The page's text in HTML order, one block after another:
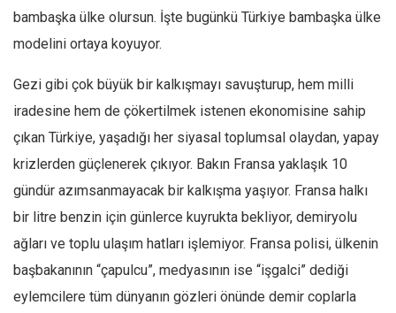
İslam Dünyası
Amerika
Tarih
Düşünce
Dosyalar
bambaşka ülke olursun. İşte bugünkü Türkiye bambaşka ülke
modelini ortaya koyuyor.
Gezi gibi çok büyük bir kalkışmayı savuşturup, hem milli
iradesine hem de çökertilmek istenen ekonomisine sahip
çıkan Türkiye, yaşadığı her siyasal toplumsal olaydan, yapay
krizlerden güçlenerek çıkıyor. Bakın Fransa yaklaşık 10
gündür azımsanmayacak bir kalkışma yaşıyor. Fransa halkı
bir litre benzin için günlerce kuyrukta bekliyor, demiryolu
ağları ve toplu ulaşım hatları işlemiyor. Fransa polisi, ülkenin
başbakanının “çapulcu”, medyasının ise “işgalci” dediği
eylemcilere tüm dünyanın gözleri önünde demir coplarla